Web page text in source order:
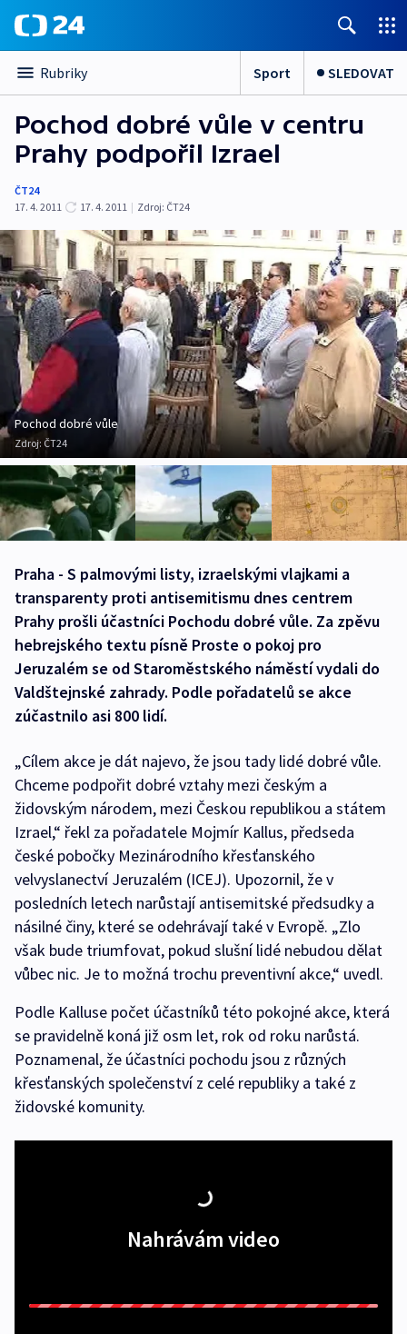
Rubriky Sport SLEDOVAT
Pochod dobré vůle v centru
Prahy podpořil Izrael
ČT24
17. 4. 2011
17. 4. 2011 | Zdroj: ČT24
Pochod dobré vůle
Zdroj: ČT24
Praha - S palmovými listy, izraelskými vlajkami a
transparenty proti antisemitismu dnes centrem
Prahy prošli účastníci Pochodu dobré vůle. Za zpěvu
hebrejského textu písně Proste o pokoj pro
Jeruzalém se od Staroměstského náměstí vydali do
Valdštejnské zahrady. Podle pořadatelů se akce
zúčastnilo asi 800 lidí.
„Cílem akce je dát najevo, že jsou tady lidé dobré vůle.
Chceme podpořit dobré vztahy mezi českým a
židovským národem, mezi Českou republikou a státem
Izrael,“ řekl za pořadatele Mojmír Kallus, předseda
české pobočky Mezinárodního křesťanského
velvyslanectví Jeruzalém (ICEJ). Upozornil, že v
posledních letech narůstají antisemitské předsudky a
násilné činy, které se odehrávají také v Evropě. „Zlo
však bude triumfovat, pokud slušní lidé nebudou dělat
vůbec nic. Je to možná trochu preventivní akce,“ uvedl.
Podle Kalluse počet účastníků této pokojné akce, která
se pravidelně koná již osm let, rok od roku narůstá.
Poznamenal, že účastníci pochodu jsou z různých
křesťanských společenství z celé republiky a také z
židovské komunity.
Nahrávám video